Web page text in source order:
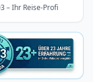
– Ihr Reise-Profi